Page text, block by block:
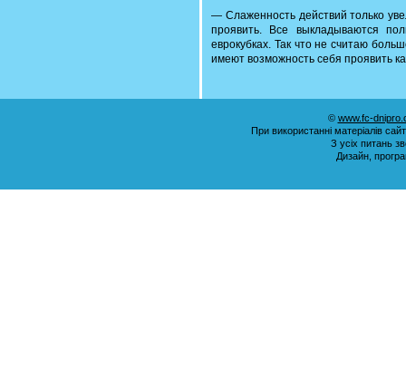
— Слаженность действий только
проявить. Все выкладываются
еврокубках. Так что не считаю
имеют возможность себя проявить
© www.fc-
При використанні матеріалів
З усіх питань
Дизайн,